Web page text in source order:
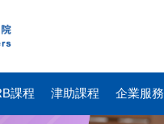
課程 津助課程 企業服務